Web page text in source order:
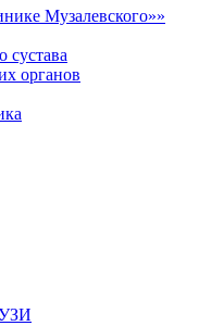
Музалевского»»
сустава
органов
УЗИ